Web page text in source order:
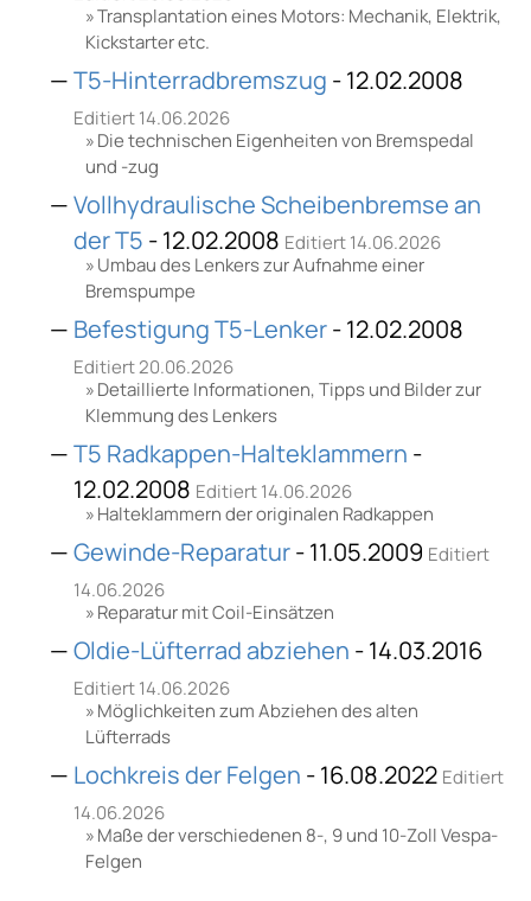
Transplantation eines Motors: Mechanik, Elektrik,
Kickstarter etc.
T5-Hinterradbremszug - 12.02.2008
Editiert 14.06.2026
Die technischen Eigenheiten von Bremspedal
und -zug
Vollhydraulische Scheibenbremse an
der T5 - 12.02.2008 Editiert 14.06.2026
Umbau des Lenkers zur Aufnahme einer
Bremspumpe
Befestigung T5-Lenker- 12.02.2008
Editiert 20.06.2026
Detaillierte Informationen, Tipps und Bilder zur
Klemmung des Lenkers
T5 Radkappen-Halteklammern -
12.02.2008 Editiert 14.06.2026
Halteklammern der originalen Radkappen
Gewinde-Reparatur- 11.05.2009 Editiert
14.06.2026
Reparatur mit Coil-Einsätzen
Oldie-Lüfterrad abziehen - 14.03.2016
Editiert 14.06.2026
Möglichkeiten zum Abziehen des alten
Lüfterrads
Lochkreis der Felgen - 16.08.2022 Editiert
14.06.2026
Maße der verschiedenen 8-, 9 und 10-Zoll Vespa-
Felgen